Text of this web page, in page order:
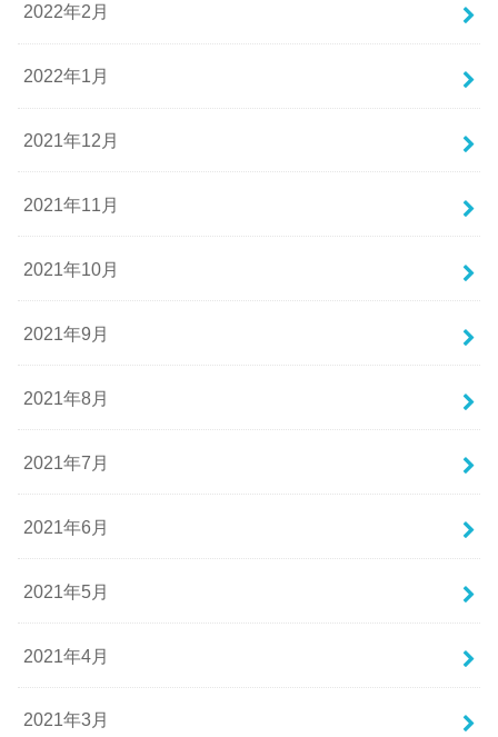
2022年2月
2022年1月
2021年12月
2021年11月
2021年10月
2021年9月
2021年8月
2021年7月
2021年6月
2021年5月
2021年4月
2021年3月